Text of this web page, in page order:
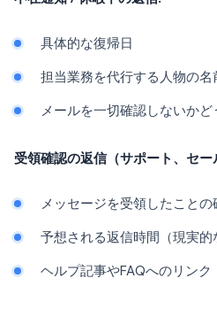
具体的な復帰日
担当業務を代行する人物の名
メールを一切確認しないかど
受領確認の返信（サポート、セー
メッセージを受領したことの
予想される返信時間（現実的
ヘルプ記事やFAQへのリンク